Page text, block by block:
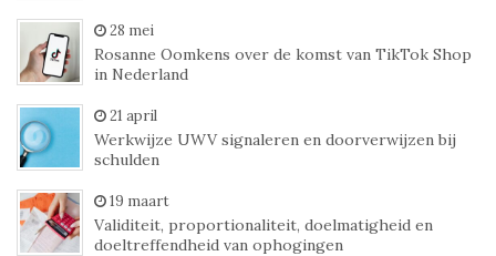
28 mei
Rosanne Oomkens over de komst van TikTok Shop
in Nederland
21 april
Werkwijze UWV signaleren en doorverwijzen bij
schulden
19 maart
Validiteit, proportionaliteit, doelmatigheid en
doeltreffendheid van ophogingen